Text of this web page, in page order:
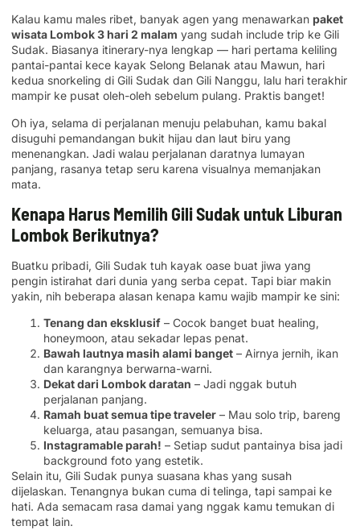
Kalau kamu males ribet, banyak agen yang menawarkan paket
wisata Lombok 3 hari 2 malam yang sudah include trip ke Gili
Sudak. Biasanya itinerary-nya lengkap — hari pertama keliling
pantai-pantai kece kayak Selong Belanak atau Mawun, hari
kedua snorkeling di Gili Sudak dan Gili Nanggu, lalu hari terakhir
mampir ke pusat oleh-oleh sebelum pulang. Praktis banget!
Oh iya, selama di perjalanan menuju pelabuhan, kamu bakal
disuguhi pemandangan bukit hijau dan laut biru yang
menenangkan. Jadi walau perjalanan daratnya lumayan
panjang, rasanya tetap seru karena visualnya memanjakan
mata.
Kenapa Harus Memilih Gili Sudak untuk Liburan
Lombok Berikutnya?
Buatku pribadi, Gili Sudak tuh kayak oase buat jiwa yang
pengin istirahat dari dunia yang serba cepat. Tapi biar makin
yakin, nih beberapa alasan kenapa kamu wajib mampir ke sini:
Tenang dan eksklusif – Cocok banget buat healing,
honeymoon, atau sekadar lepas penat.
Bawah lautnya masih alami banget – Airnya jernih, ikan
dan karangnya berwarna-warni.
Dekat dari Lombok daratan – Jadi nggak butuh
perjalanan panjang.
Ramah buat semua tipe traveler – Mau solo trip, bareng
keluarga, atau pasangan, semuanya bisa.
Instagramable parah! – Setiap sudut pantainya bisa jadi
background foto yang estetik.
Selain itu, Gili Sudak punya suasana khas yang susah
dijelaskan. Tenangnya bukan cuma di telinga, tapi sampai ke
hati. Ada semacam rasa damai yang nggak kamu temukan di
tempat lain.